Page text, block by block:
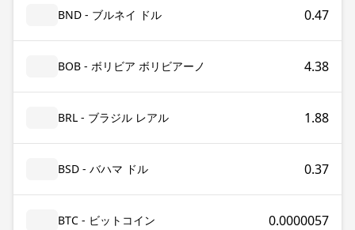
BND - ブルネイ ドル 0.47
BOB - ボリビア ボリビアーノ 4.38
BRL - ブラジル レアル 1.88
BSD - バハマ ドル 0.37
BTC - ビットコイン 0.0000057